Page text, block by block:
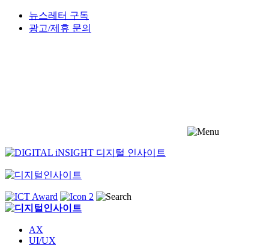
Skip
content
뉴스레터 구독
광고/제휴 문의
AX
마케팅
아티클
링크
공공언어 무료진단
CX 데이터 트렌드